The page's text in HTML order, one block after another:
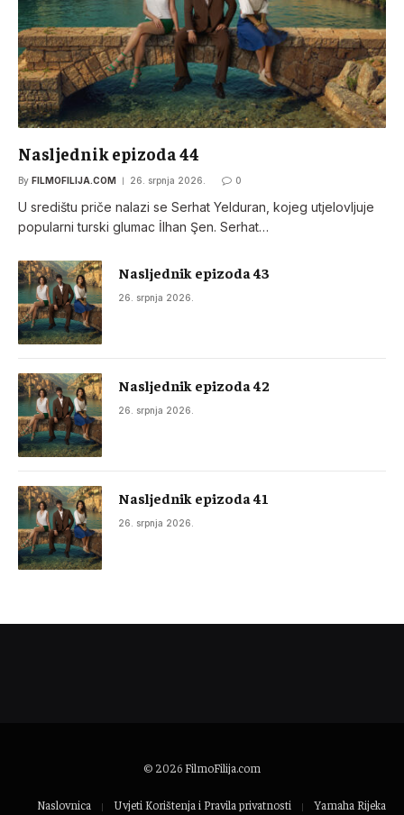
Nasljednik epizoda 44
By FILMOFILIJA.COM 26. srpnja 2026. 0
U središtu priče nalazi se Serhat Yelduran, kojeg utjelovljuje
popularni turski glumac İlhan Şen. Serhat…
Nasljednik epizoda 43
26. srpnja 2026.
Nasljednik epizoda 42
26. srpnja 2026.
Nasljednik epizoda 41
26. srpnja 2026.
© 2026FilmoFilija.com
Naslovnica Uvjeti Korištenja i Pravila privatnosti Yamaha Rijeka